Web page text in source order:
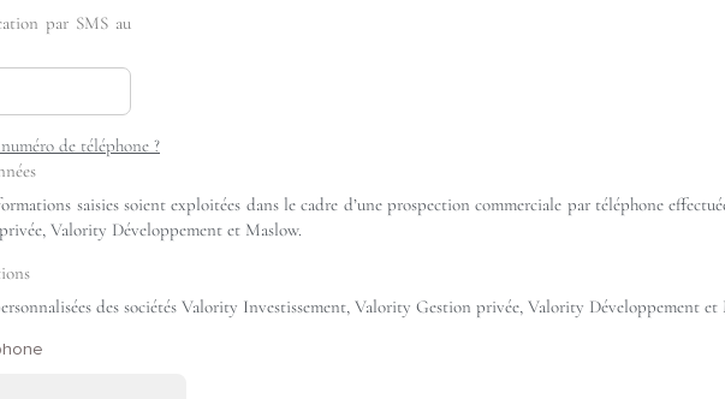
par SMS au
de téléphone ?
saisies soient exploitées dans le cadre d’une prospection commerciale par téléphone
Valority Développement et Maslow.
des sociétés Valority Investissement, Valority Gestion privée, Valority Développement et